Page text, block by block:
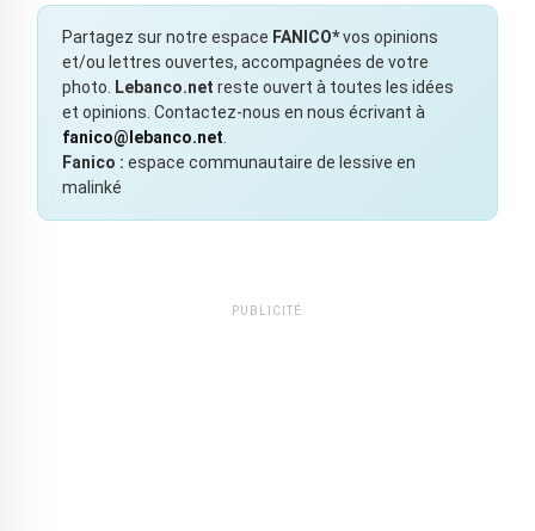
Partagez sur notre espace FANICO*vos opinions
et/ou lettres ouvertes, accompagnées de votre
photo.
Lebanco.net reste ouvert à toutes les idées
et opinions. Contactez-nous en nous écrivant à
fanico@lebanco.net
Fanico : espace communautaire de lessive en
malinké
PUBLICITÉ